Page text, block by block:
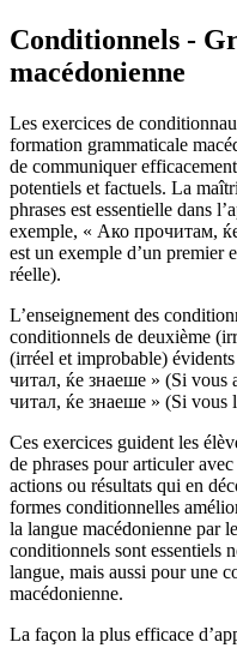
Conditionnels -
macédonienne
Les exercices de
formation grammaticale
de communiquer
potentiels et factuels. La
phrases est essentielle dans
exemple, « Ако прочитам,
est un exemple d’un premier
réelle).
L’enseignement des
conditionnels de deuxième
(irréel et improbable)
читал, ќе знаеше » (Si vous
читал, ќе знаеше » (Si vous
Ces exercices guident les
de phrases pour articuler
actions ou résultats qui en
formes conditionnelles
la langue macédonienne par
conditionnels sont essentiels
langue, mais aussi pour une
macédonienne.
La façon la plus efficace